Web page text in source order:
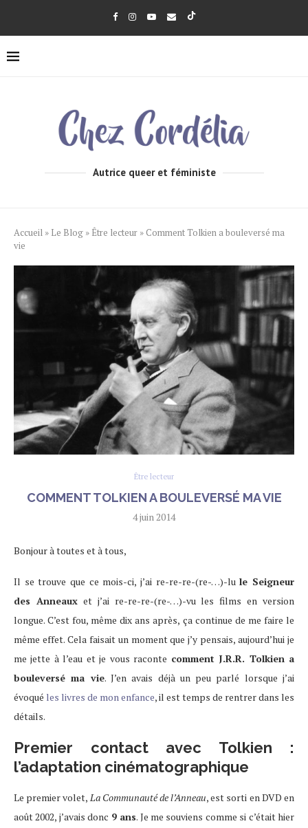
Autrice queer et féministe
Accueil » Le Blog » Être lecteur » Comment Tolkien a bouleversé ma
vie
Être lecteur
COMMENT TOLKIEN A BOULEVERSÉ MA VIE
4 juin 2014
Bonjour à toutes et à tous,
Il se trouve que ce mois-ci, j’ai re-re-re-(re-…)-lule Seigneur
des Anneauxet j’ai re-re-re-(re-…)-vu les films en version
longue. C’est fou, même dix ans après, ça continue de me faire le
même effet. Cela faisait un moment que j’y pensais, aujourd’hui je
me jette à l’eau et je vous raconte comment J.R.R. Tolkien a
bouleversé ma vie. J’en avais déjà un peu parlé lorsque j’ai
évoqué les livres de mon enfance, il est temps de rentrer dans les
détails.
Premier contact avec Tolkien :
l’adaptation cinématographique
Le premier volet, La Communauté de l’Anneau, est sorti en DVD en
août 2002, j’avais donc 9 ans. Je me souviens comme si c’était hier